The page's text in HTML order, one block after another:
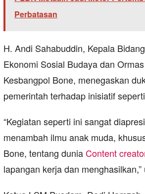
Perbatasan
H. Andi Sahabuddin, Kepala
Ekonomi Sosial Budaya dan
Kesbangpol Bone, menegaskan
pemerintah terhadap inisiatif
“Kegiatan seperti ini sangat
menambah ilmu anak muda,
Bone, tentang duniaContent
lapangan kerja dan menghasilkan,”